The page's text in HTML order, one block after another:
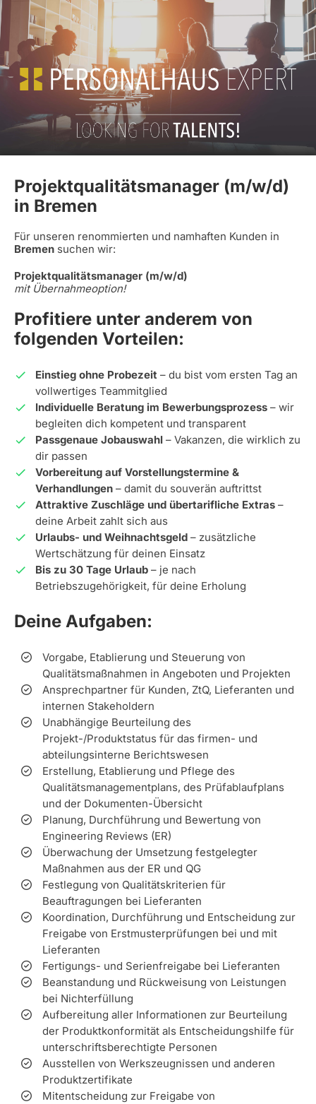
Projektqualitätsmanager (m/w/d)
in Bremen
Für unseren renommierten und namhaften Kunden in
Bremen suchen wir:
Projektqualitätsmanager (m/w/d)
mit Übernahmeoption!
Profitiere unter anderem von
folgenden Vorteilen:
Einstieg ohne Probezeit – du bist vom ersten Tag an
vollwertiges Teammitglied
Individuelle Beratung im Bewerbungsprozess – wir
begleiten dich kompetent und transparent
Passgenaue Jobauswahl – Vakanzen, die wirklich zu
dir passen
Vorbereitung auf Vorstellungstermine &
Verhandlungen – damit du souverän auftrittst
Attraktive Zuschläge und übertarifliche Extras –
deine Arbeit zahlt sich aus
Urlaubs- und Weihnachtsgeld – zusätzliche
Wertschätzung für deinen Einsatz
Bis zu 30 Tage Urlaub – je nach
Betriebszugehörigkeit, für deine Erholung
Deine Aufgaben:
Vorgabe, Etablierung und Steuerung von
Qualitätsmaßnahmen in Angeboten und Projekten
Ansprechpartner für Kunden, ZtQ, Lieferanten und
internen Stakeholdern
Unabhängige Beurteilung des
Projekt-/Produktstatus für das firmen- und
abteilungsinterne Berichtswesen
Erstellung, Etablierung und Pflege des
Qualitätsmanagementplans, des Prüfablaufplans
und der Dokumenten-Übersicht
Planung, Durchführung und Bewertung von
Engineering Reviews (ER)
Überwachung der Umsetzung festgelegter
Maßnahmen aus der ER und QG
Festlegung von Qualitätskriterien für
Beauftragungen bei Lieferanten
Koordination, Durchführung und Entscheidung zur
Freigabe von Erstmusterprüfungen bei und mit
Lieferanten
Fertigungs- und Serienfreigabe bei Lieferanten
Beanstandung und Rückweisung von Leistungen
bei Nichterfüllung
Aufbereitung aller Informationen zur Beurteilung
der Produktkonformität als Entscheidungshilfe für
unterschriftsberechtigte Personen
Ausstellen von Werkszeugnissen und anderen
Produktzertifikate
Mitentscheidung zur Freigabe von